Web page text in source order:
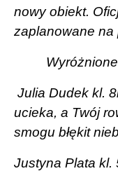
nowy obiekt.
zaplanowane na
Julia Dudek kl.
ucieka, a Twój
smogu błękit
Justyna Plata kl.